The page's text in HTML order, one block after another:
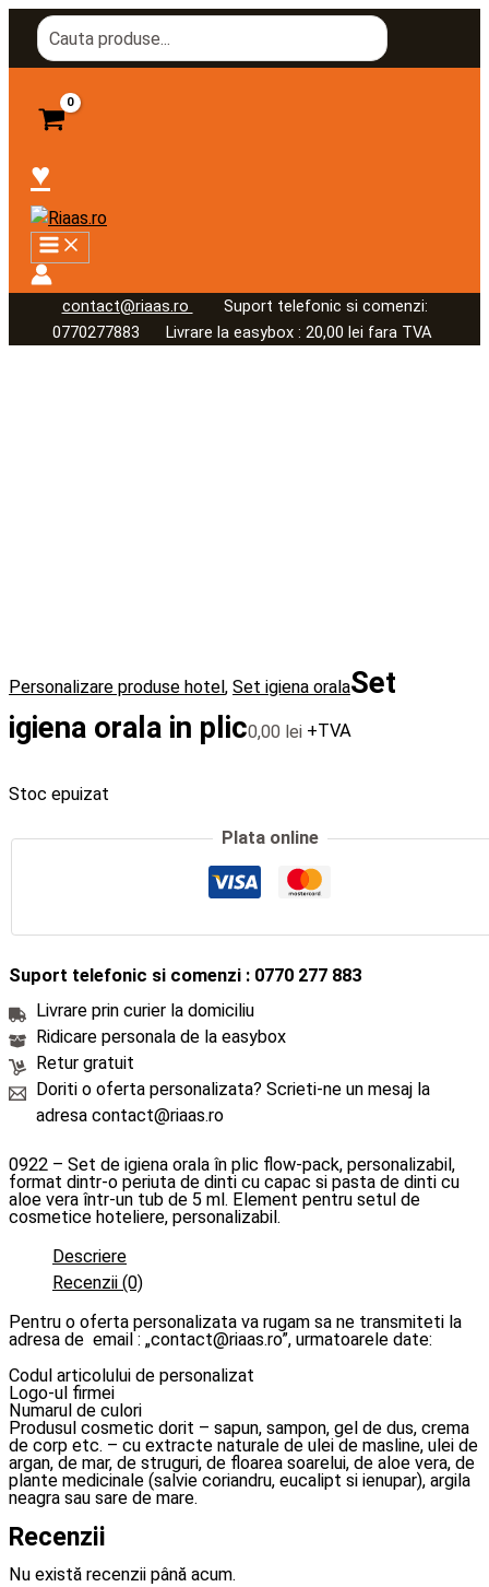
Skip
content
Search
for:
♥
contact@riaas.ro
Suport telefonic si comenzi:
0770277883 Livrare la easybox : 20,00 lei fara TVA
Personalizare produse hotel , Set igiena oralaSet
igiena orala in plic0,00 lei +TVA
Stoc epuizat
Plata online
Suport telefonic si comenzi : 0770 277 883
Livrare prin curier la domiciliu
Ridicare personala de la easybox
Retur gratuit
Doriti o oferta personalizata? Scrieti-ne un mesaj la
adresa contact@riaas.ro
0922 – Set de igiena orala în plic flow-pack, personalizabil,
format dintr-o periuta de dinti cu capac si pasta de dinti cu
aloe vera într-un tub de 5 ml. Element pentru setul de
cosmetice hoteliere, personalizabil.
Descriere
Recenzii (0)
Pentru o oferta personalizata va rugam sa ne transmiteti la
adresa de email : „contact@riaas.ro”, urmatoarele date:
Codul articolului de personalizat
Logo-ul firmei
Numarul de culori
Produsul cosmetic dorit – sapun, sampon, gel de dus, crema
de corp etc. – cu extracte naturale de ulei de masline, ulei de
argan, de mar, de struguri, de floarea soarelui, de aloe vera, de
plante medicinale (salvie coriandru, eucalipt si ienupar), argila
neagra sau sare de mare.
Recenzii
Nu există recenzii până acum.